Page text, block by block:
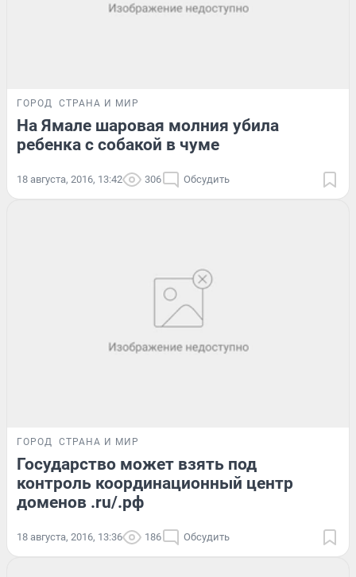
ГОРОД СТРАНА И МИР
На Ямале шаровая молния убила
ребенка с собакой в чуме
18 августа, 2016, 13:42 306 Обсудить
ГОРОД СТРАНА И МИР
Государство может взять под
контроль координационный центр
доменов .ru/.рф
18 августа, 2016, 13:36 186 Обсудить